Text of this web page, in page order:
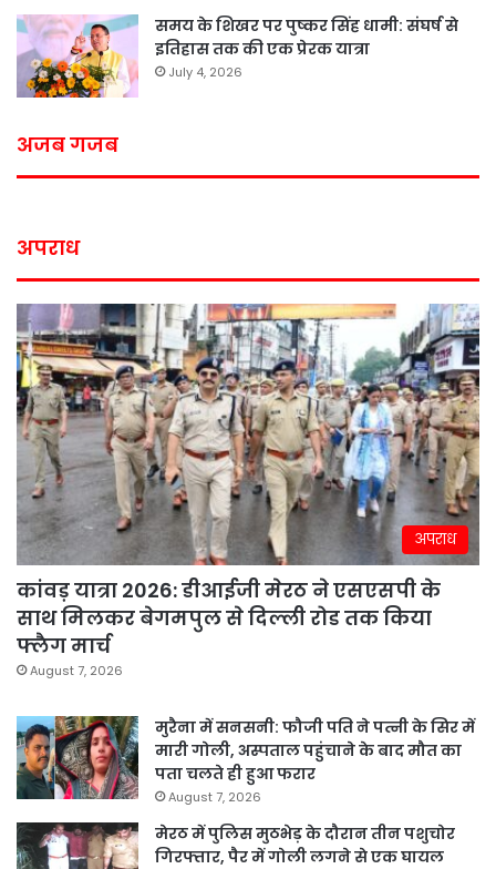
समय के शिखर पर पुष्कर सिंह धामी: संघर्ष से
इतिहास तक की एक प्रेरक यात्रा
July 4, 2026
अजब गजब
अपराध
अपराध
कांवड़ यात्रा 2026: डीआईजी मेरठ ने एसएसपी के
साथ मिलकर बेगमपुल से दिल्ली रोड तक किया
फ्लैग मार्च
August 7, 2026
मुरैना में सनसनी: फौजी पति ने पत्नी के सिर में
मारी गोली, अस्पताल पहुंचाने के बाद मौत का
पता चलते ही हुआ फरार
August 7, 2026
मेरठ में पुलिस मुठभेड़ के दौरान तीन पशुचोर
गिरफ्तार, पैर में गोली लगने से एक घायल